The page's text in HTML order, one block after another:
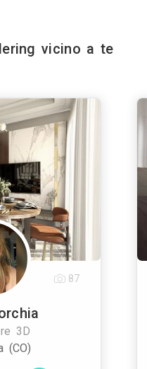
vicino a te
3D
(CO)
87